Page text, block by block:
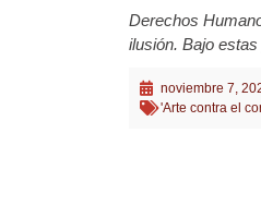
Derechos
ilusión. Bajo
noviembre 7,
'Arte contra el